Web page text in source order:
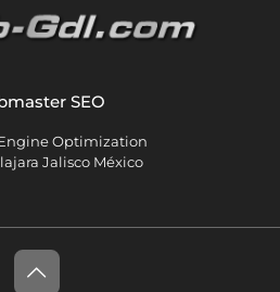
SEO
Optimization
Jalisco México